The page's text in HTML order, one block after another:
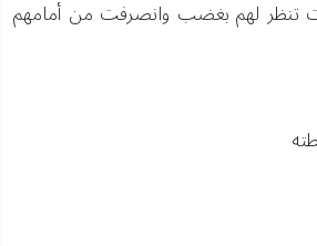
تنظر لهم بغضب وانصرفت من أمامهم